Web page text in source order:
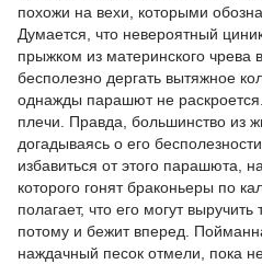
похожи на вехи, которыми
Думается, что невероятный
прыжком из материнского чрева
бесполезно дергать вытяжное
однажды парашют не
плечи. Правда, большинство из
догадываясь о его
избавиться от этого парашюта,
которого гонят браконьеры по
полагает, что его могут
потому и бежит вперед.
наждачный песок отмели, пока